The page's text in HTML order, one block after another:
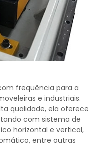
frequência para a
e industriais.
qualidade, ela oferece
com sistema de
horizontal e vertical,
entre outras